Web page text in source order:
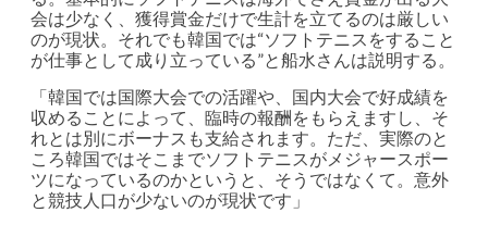
会は少なく、獲得賞金だけで生計を立てるのは厳しい
のが現状。それでも韓国では“ソフトテニスをすること
が仕事として成り立っている”と船水さんは説明する。
「韓国では国際大会での活躍や、国内大会で好成績を
収めることによって、臨時の報酬をもらえますし、そ
れとは別にボーナスも支給されます。ただ、実際のと
ころ韓国ではそこまでソフトテニスがメジャースポー
ツになっているのかというと、そうではなくて。意外
と競技人口が少ないのが現状です」